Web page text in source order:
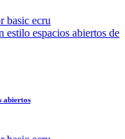
abiertos